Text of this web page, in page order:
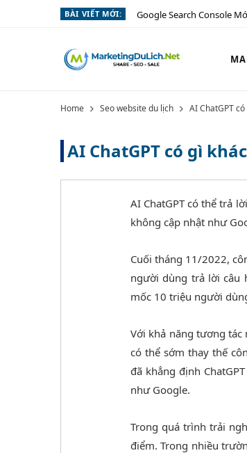
BÀI VIẾT MỚI: Google Search Console
Home Seo website du lịch AI ChatGPT
AI ChatGPT có gì
AI ChatGPT có thể trả
không cập nhật như
Cuối tháng 11/2022,
người dùng trả lời câu
mốc 10 triệu người
Với khả năng tương
có thể sớm thay thế
đã khẳng định
như Google.
Trong quá trình trải
điểm. Trong nhiều